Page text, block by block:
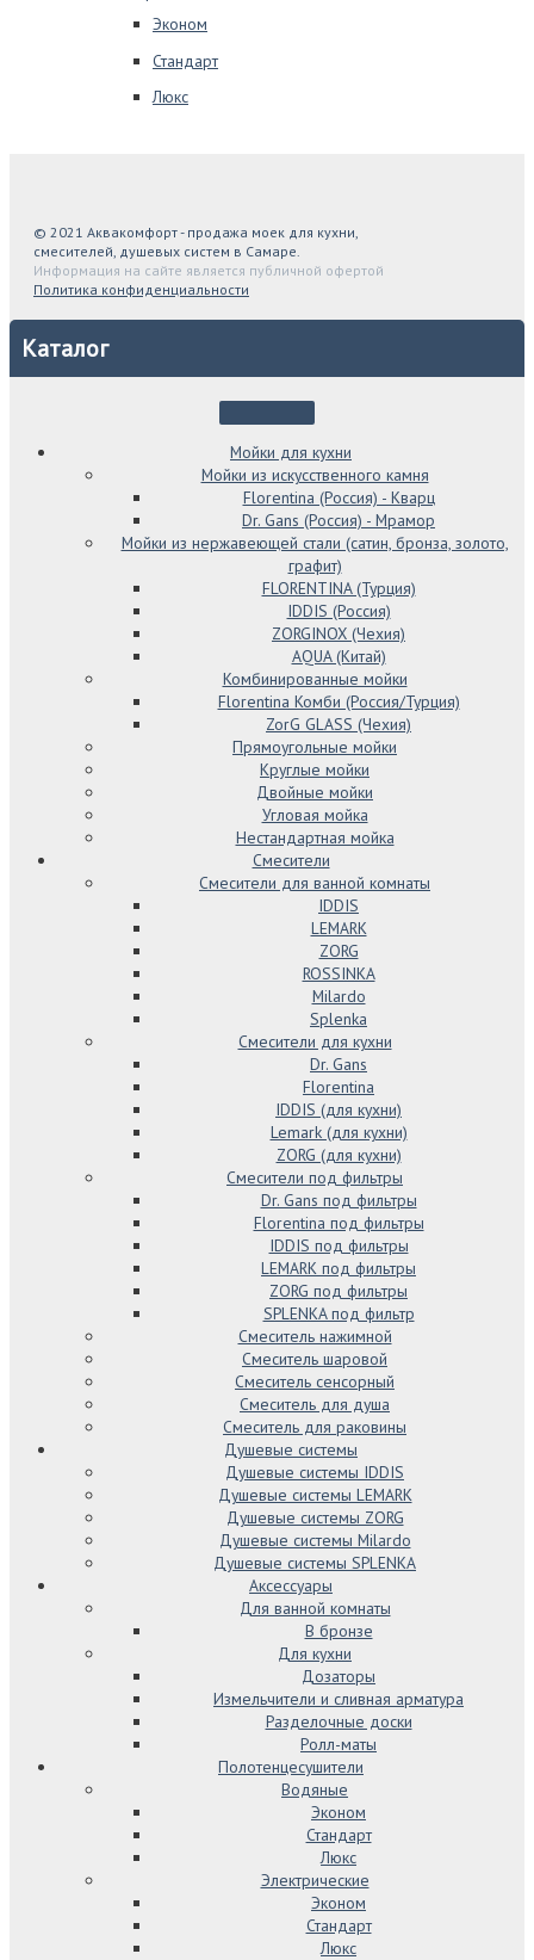
Эконом
Стандарт
Люкс
© 2021 Аквакомфорт - продажа моек для кухни,
смесителей, душевых систем в Самаре.
Информация на сайте является публичной офертой
Политика конфиденциальности
Каталог
Мойки для кухни
Мойки из искусственного камня
Florentina (Россия) - Кварц
Dr. Gans (Россия) - Мрамор
Мойки из нержавеющей стали (сатин, бронза, золото,
графит)
FLORENTINA (Турция)
IDDIS (Россия)
ZORGINOX (Чехия)
AQUA (Китай)
Комбинированные мойки
Florentina Комби (Россия/Турция)
ZorG GLASS (Чехия)
Прямоугольные мойки
Круглые мойки
Двойные мойки
Угловая мойка
Нестандартная мойка
Смесители
Смесители для ванной комнаты
IDDIS
LEMARK
ZORG
ROSSINKA
Milardo
Splenka
Смесители для кухни
Dr. Gans
Florentina
IDDIS (для кухни)
Lemark (для кухни)
ZORG (для кухни)
Смесители под фильтры
Dr. Gans под фильтры
Florentina под фильтры
IDDIS под фильтры
LEMARK под фильтры
ZORG под фильтры
SPLENKA под фильтр
Смеситель нажимной
Смеситель шаровой
Смеситель сенсорный
Смеситель для душа
Смеситель для раковины
Душевые системы
Душевые системы IDDIS
Душевые системы LEMARK
Душевые системы ZORG
Душевые системы Milardo
Душевые системы SPLENKA
Аксессуары
Для ванной комнаты
В бронзе
Для кухни
Дозаторы
Измельчители и сливная арматура
Разделочные доски
Ролл-маты
Полотенцесушители
Водяные
Эконом
Стандарт
Люкс
Электрические
Эконом
Стандарт
Люкс